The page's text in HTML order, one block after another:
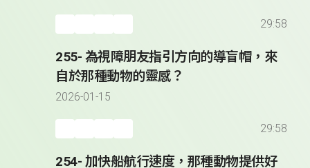
29:58
255- 為視障朋友指引方向的導盲帽，來
自於那種動物的靈感？
2026-01-15
29:58
254- 加快船航行速度，那種動物提供好